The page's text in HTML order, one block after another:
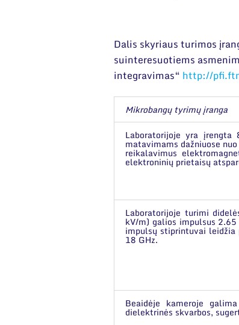
Dalis skyriaus turimos
suinteresuotiems
integravimas“ http://
Mikrobangų tyrimų įranga
Laboratorijoje yra
matavimams dažniuose
reikalavimus
elektroninių prietaisų
Laboratorijoje turimi
kV/m) galios impulsus 2.65
impulsų stiprintuvai leidžia
18 GHz.
Beaidėje kameroje
dielektrinės skvarbos,